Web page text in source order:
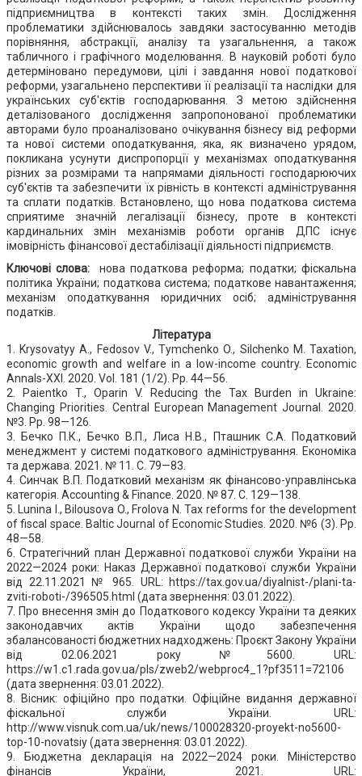
підприємництва в контексті таких змін. Дослідження
проблематики здійснювалось завдяки застосуванню методів
порівняння, абстракції, аналізу та узагальнення, а також
табличного і графічного моделювання. В науковій роботі було
детерміновано передумови, цілі і завдання нової податкової
реформи, узагальнено перспективи її реалізації та наслідки для
українських суб'єктів господарювання. З метою здійснення
деталізованого дослідження запропонованої проблематики
авторами було проаналізовано очікування бізнесу від реформи
та нової системи оподаткування, яка, як визначено урядом,
покликана усунути диспропорції у механізмах оподаткування
різних за розмірами та напрямами діяльності господарюючих
суб'єктів та забезпечити їх рівність в контексті адміністрування
та сплати податків. Встановлено, що нова податкова система
сприятиме значній легалізації бізнесу, проте в контексті
кардинальних змін механізмів роботи органів ДПС існує
імовірність фінансової дестабілізації діяльності підприємств.
Ключові слова:
нова податкова реформа; податки; фіскальна
політика України; податкова система; податкове навантаження;
механізм оподаткування юридичних осіб; адміністрування
податків.
Література
1. Krysovatyy A., Fedosov V., Tymchenko O., Silchenko M. Taxation,
economic growth and welfare in a low-income country. Economic
Annals-XXI. 2020. Vol. 181 (1/2). Pр. 44—56.
2. Paientko T., Oparin V. Reducing the Tax Burden in Ukraine:
Changing Priorities. Central European Management Journal. 2020.
№3. Pр. 98—126.
3. Бечко П.К., Бечко В.П., Лиса Н.В., Пташник С.А. Податковий
менеджмент у системі податкового адміністрування. Економіка
та держава. 2021. № 11. С. 79—83.
4. Синчак В.П. Податковий механізм як фінансово-управлінська
категорія. Accounting & Finance. 2020. № 87. С. 129—138.
5. Lunina I., Bilousova O., Frolova N. Tax reforms for the development
of fiscal space. Baltic Journal of Economic Studies. 2020. №6 (3). Pр.
48—58.
6. Стратегічний план Державної податкової служби України на
2022—2024 роки: Наказ Державної податкової служби України
від 22.11.2021 № 965. URL: https://tax.gov.ua/diyalnist-/plani-ta-
zviti-roboti-/396505.html (дата звернення: 03.01.2022).
7. Про внесення змін до Податкового кодексу України та деяких
законодавчих актів України щодо забезпечення
збалансованості бюджетних надходжень: Проєкт Закону України
від 02.06.2021 року №5600. URL:
https://w1.c1.rada.gov.ua/pls/zweb2/webproc4_1?pf3511=72106
(дата звернення: 03.01.2022).
8. Вісник: офіційно про податки. Офіційне видання державної
фіскальної служби України. URL:
http://www.visnuk.com.ua/uk/news/100028320-proyekt-no5600-
top-10-novatsiy (дата звернення: 03.01.2022).
9. Бюджетна декларація на 2022—2024 роки. Міністерство
фінансів України, 2021. URL: